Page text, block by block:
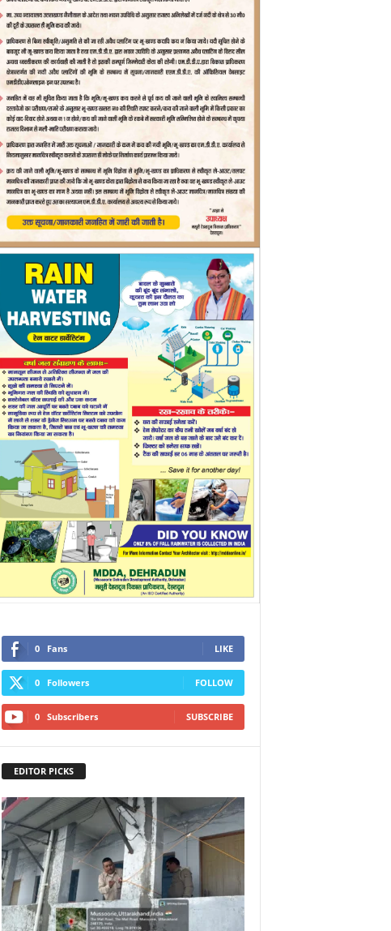
0 Fans LIKE
0 Followers FOLLOW
0 Subscribers SUBSCRIBE
EDITOR PICKS